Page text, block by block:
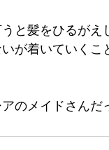
と髪をひるがえ
が着いていくこ
のメイドさんだ